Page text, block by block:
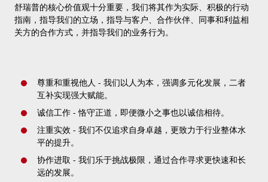
舒瑞普的核心价值观十分重要，我们将其作为实际、积极的行动
指南，指导我们的立场，指导与客户、合作伙伴、同事和利益相
关方的合作方式，并指导我们的业务行为。
尊重和重视他人 - 我们以人为本，强调多元化发展，二者
互补实现强大赋能。
诚信工作 - 恪守正道，即便微小之事也以诚信相待。
注重实效 - 我们不仅追求自身卓越，更致力于行业整体水
平的提升。
协作进取 - 我们乐于挑战极限，通过合作寻求更快速和长
远的发展。